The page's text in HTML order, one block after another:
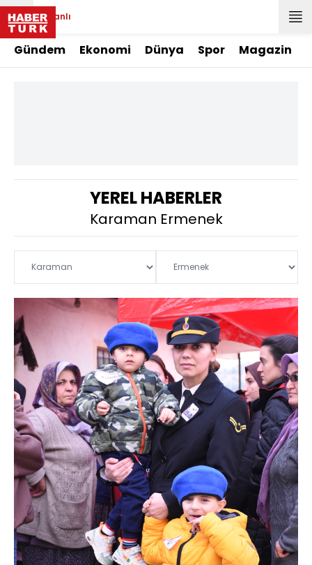
Canlı
Gündem Ekonomi Dünya Spor Magazin
YEREL HABERLER
Karaman Ermenek